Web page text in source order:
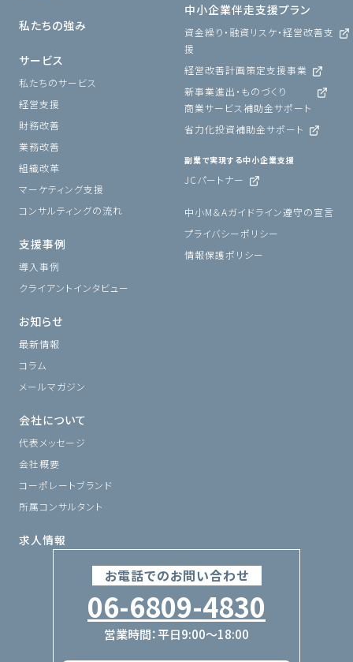
お電話でのお問い合わせ
06-6809-4830
営業時間：平日9:00〜18:00
私たちの強み
サービス
私たちのサービス
経営支援
財務改善
業務改善
組織改革
マーケティング支援
コンサルティングの流れ
支援事例
導入事例
クライアントインタビュー
お知らせ
最新情報
コラム
メールマガジン
会社について
代表メッセージ
会社概要
コーポレートブランド
所属コンサルタント
求人情報
中小企業伴走支援プラン
資金繰り・融資リスケ・経営改善支
援
経営改善計画策定支援事業
新事業進出・ものづくり
商業サービス補助金サポート
省力化投資補助金サポート
副業で実現する中小企業支援
JCパートナー
中小M＆Aガイドライン遵守の宣言
プライバシーポリシー
情報保護ポリシー